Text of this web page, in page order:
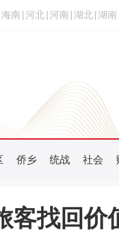
海南 河北 河南 湖北 湖南
侨乡 统战 社会
客找回价